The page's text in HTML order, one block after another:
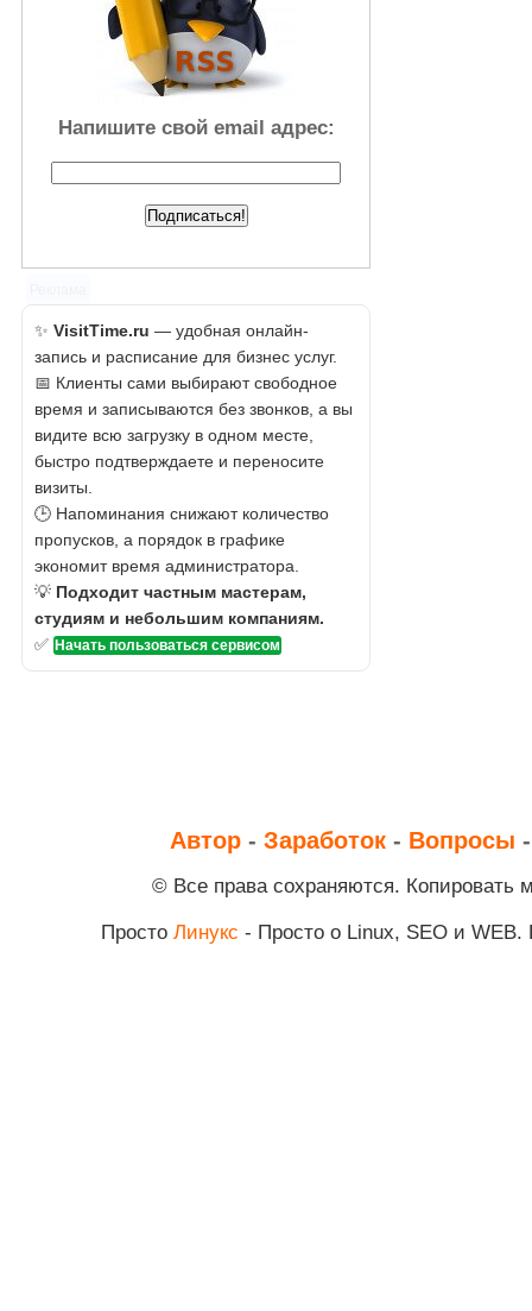
Напишите свой email адрес:
✨ VisitTime.ru — удобная онлайн-
запись и расписание для бизнес услуг.
📅 Клиенты сами выбирают свободное
время и записываются без звонков, а вы
видите всю загрузку в одном месте,
быстро подтверждаете и переносите
визиты.
🕒 Напоминания снижают количество
пропусков, а порядок в графике
экономит время администратора.
💡 Подходит частным мастерам,
студиям и небольшим компаниям.
✅ Начать пользоваться сервисом
Автор- Заработок- Вопросы
© Все права сохраняются. Копировать
Просто Линукс - Просто о Linux, SEO и